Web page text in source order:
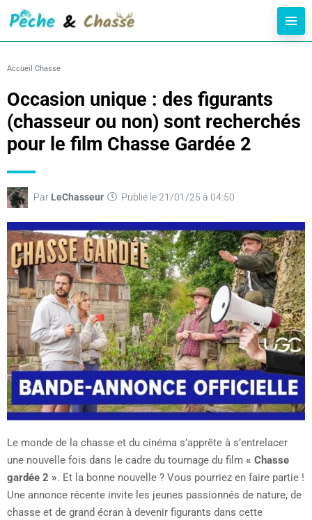
Accueil Chasse
Occasion unique : des figurants
(chasseur ou non) sont recherchés
pour le film Chasse Gardée 2
Par LeChasseur Publié le 21/01/25 à 04:50
Le monde de la chasse et du cinéma s’apprête à s’entrelacer
une nouvelle fois dans le cadre du tournage du film « Chasse
gardée 2 ». Et la bonne nouvelle ? Vous pourriez en faire partie !
Une annonce récente invite les jeunes passionnés de nature, de
chasse et de grand écran à devenir figurants dans cette